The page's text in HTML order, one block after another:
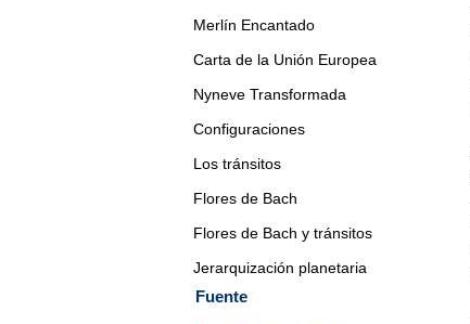
Merlín Encantado
Carta de la Unión Europea
Nyneve Transformada
Configuraciones
Los tránsitos
Flores de Bach
Flores de Bach y tránsitos
Jerarquización planetaria
Fuente